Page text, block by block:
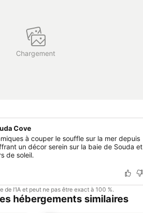
Chargement
Cove
à couper le souffle sur la mer depuis
un décor serein sur la baie de Souda et
de soleil.
de l’IA et peut ne pas être exact à 100 %.
hébergements similaires